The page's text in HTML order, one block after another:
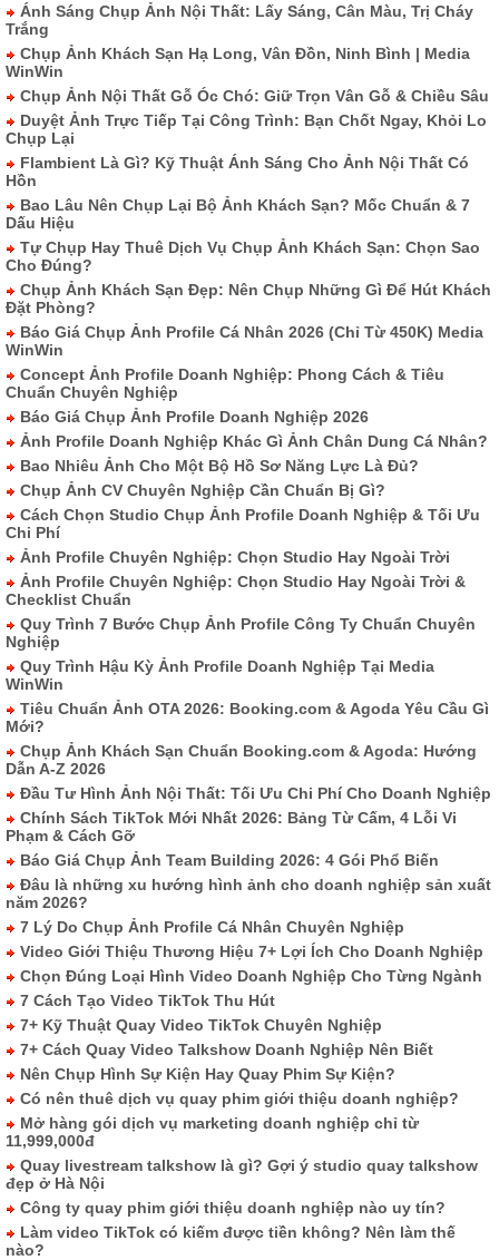
Ánh Sáng Chụp Ảnh Nội Thất: Lấy Sáng, Cân Màu, Trị Cháy
Trắng
Chụp Ảnh Khách Sạn Hạ Long, Vân Đồn, Ninh Bình | Media
WinWin
Chụp Ảnh Nội Thất Gỗ Óc Chó: Giữ Trọn Vân Gỗ & Chiều Sâu
Duyệt Ảnh Trực Tiếp Tại Công Trình: Bạn Chốt Ngay, Khỏi Lo
Chụp Lại
Flambient Là Gì? Kỹ Thuật Ánh Sáng Cho Ảnh Nội Thất Có
Hồn
Bao Lâu Nên Chụp Lại Bộ Ảnh Khách Sạn? Mốc Chuẩn & 7
Dấu Hiệu
Tự Chụp Hay Thuê Dịch Vụ Chụp Ảnh Khách Sạn: Chọn Sao
Cho Đúng?
Chụp Ảnh Khách Sạn Đẹp: Nên Chụp Những Gì Để Hút Khách
Đặt Phòng?
Báo Giá Chụp Ảnh Profile Cá Nhân 2026 (Chỉ Từ 450K) Media
WinWin
Concept Ảnh Profile Doanh Nghiệp: Phong Cách & Tiêu
Chuẩn Chuyên Nghiệp
Báo Giá Chụp Ảnh Profile Doanh Nghiệp 2026
Ảnh Profile Doanh Nghiệp Khác Gì Ảnh Chân Dung Cá Nhân?
Bao Nhiêu Ảnh Cho Một Bộ Hồ Sơ Năng Lực Là Đủ?
Chụp Ảnh CV Chuyên Nghiệp Cần Chuẩn Bị Gì?
Cách Chọn Studio Chụp Ảnh Profile Doanh Nghiệp & Tối Ưu
Chi Phí
Ảnh Profile Chuyên Nghiệp: Chọn Studio Hay Ngoài Trời
Ảnh Profile Chuyên Nghiệp: Chọn Studio Hay Ngoài Trời &
Checklist Chuẩn
Quy Trình 7 Bước Chụp Ảnh Profile Công Ty Chuẩn Chuyên
Nghiệp
Quy Trình Hậu Kỳ Ảnh Profile Doanh Nghiệp Tại Media
WinWin
Tiêu Chuẩn Ảnh OTA 2026: Booking.com & Agoda Yêu Cầu Gì
Mới?
Chụp Ảnh Khách Sạn Chuẩn Booking.com & Agoda: Hướng
Dẫn A-Z 2026
Đầu Tư Hình Ảnh Nội Thất: Tối Ưu Chi Phí Cho Doanh Nghiệp
Chính Sách TikTok Mới Nhất 2026: Bảng Từ Cấm, 4 Lỗi Vi
Phạm & Cách Gỡ
Báo Giá Chụp Ảnh Team Building 2026: 4 Gói Phổ Biến
Đâu là những xu hướng hình ảnh cho doanh nghiệp sản xuất
năm 2026?
7 Lý Do Chụp Ảnh Profile Cá Nhân Chuyên Nghiệp
Video Giới Thiệu Thương Hiệu 7+ Lợi Ích Cho Doanh Nghiệp
Chọn Đúng Loại Hình Video Doanh Nghiệp Cho Từng Ngành
7 Cách Tạo Video TikTok Thu Hút
7+ Kỹ Thuật Quay Video TikTok Chuyên Nghiệp
7+ Cách Quay Video Talkshow Doanh Nghiệp Nên Biết
Nên Chụp Hình Sự Kiện Hay Quay Phim Sự Kiện?
Có nên thuê dịch vụ quay phim giới thiệu doanh nghiệp?
Mở hàng gói dịch vụ marketing doanh nghiệp chỉ từ
11,999,000đ
Quay livestream talkshow là gì? Gợi ý studio quay talkshow
đẹp ở Hà Nội
Công ty quay phim giới thiệu doanh nghiệp nào uy tín?
Làm video TikTok có kiếm được tiền không? Nên làm thế
nào?